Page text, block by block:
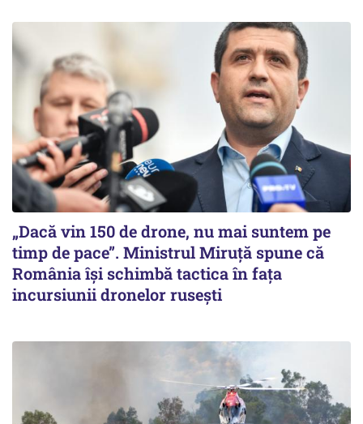
„Dacă vin 150 de drone, nu mai suntem pe
timp de pace”. Ministrul Miruţă spune că
România își schimbă tactica în fața
incursiunii dronelor rusești